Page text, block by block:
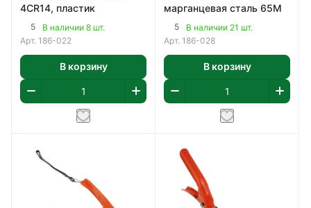
4CR14, пластик
5
В наличии 8 шт.
Арт. 186-022
В корзину
марганцевая сталь 65М
5
В наличии 21 шт.
Арт. 186-028
В корзину